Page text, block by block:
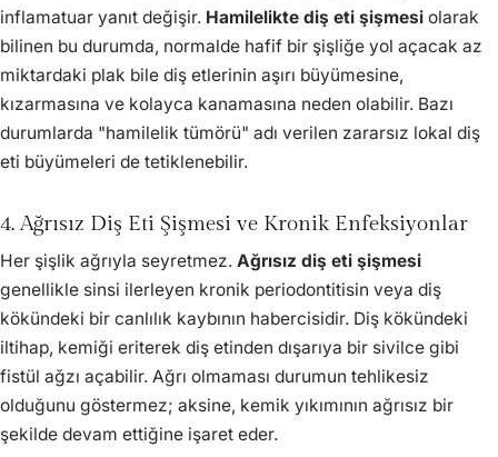
inflamatuar yanıt değişir. Hamilelikte diş eti şişmesi olarak
bilinen bu durumda, normalde hafif bir şişliğe yol açacak az
miktardaki plak bile diş etlerinin aşırı büyümesine,
kızarmasına ve kolayca kanamasına neden olabilir. Bazı
durumlarda "hamilelik tümörü" adı verilen zararsız lokal diş
eti büyümeleri de tetiklenebilir.
4. Ağrısız Diş Eti Şişmesi ve Kronik Enfeksiyonlar
Her şişlik ağrıyla seyretmez. Ağrısız diş eti şişmesi
genellikle sinsi ilerleyen kronik periodontitisin veya diş
kökündeki bir canlılık kaybının habercisidir. Diş kökündeki
iltihap, kemiği eriterek diş etinden dışarıya bir sivilce gibi
fistül ağzı açabilir. Ağrı olmaması durumun tehlikesiz
olduğunu göstermez; aksine, kemik yıkımının ağrısız bir
şekilde devam ettiğine işaret eder.